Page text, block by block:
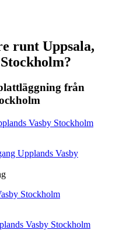
runt Uppsala,
från